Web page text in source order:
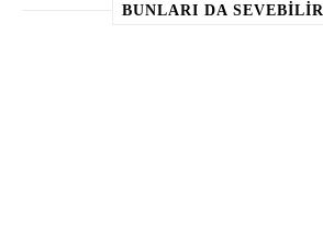
BUNLARI DA